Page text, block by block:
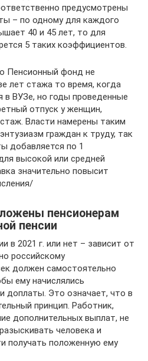
предусмотрены
– по одному для каждого
40 и 45 лет, то для
5 таких коэффициентов.
Пенсионный фонд не
лет стажа то время, когда
в ВУЗе, но годы проведенные
отпуск у женщин,
Власти намерены таким
граждан к труду, так
добавляется по 1
высокой или средней
значительно повысит
пенсионерам
пенсии
в 2021 г. или нет – зависит от
российскому
должен самостоятельно
ему начислялись
доплаты. Это означает, что в
принцип. Работник,
дополнительных выплат, не
человека и
получать положенную ему